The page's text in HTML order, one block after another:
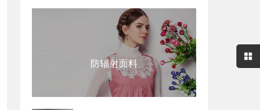
防辐射面料